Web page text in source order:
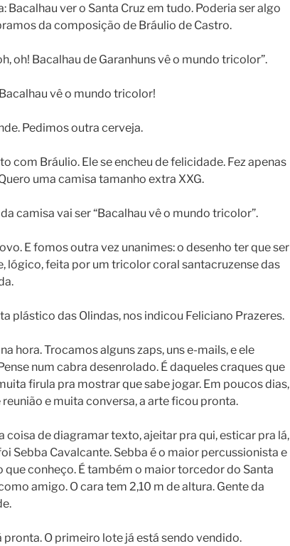
Bacalhau ver o Santa Cruz em tudo. Poderia ser algo
da composição de Bráulio de Castro.
oh! Bacalhau de Garanhuns vê o mundo tricolor”.
vê o mundo tricolor!
Pedimos outra cerveja.
com Bráulio. Ele se encheu de felicidade. Fez apenas
uma camisa tamanho extra XXG.
camisa vai ser “Bacalhau vê o mundo tricolor”.
E fomos outra vez unanimes: o desenho ter que ser
lógico, feita por um tricolor coral santacruzense das
plástico das Olindas, nos indicou Feliciano Prazeres.
hora. Trocamos alguns zaps, uns e-mails, e ele
num cabra desenrolado. É daqueles craques que
firula pra mostrar que sabe jogar. Em poucos dias,
e muita conversa, a arte ficou pronta.
coisa de diagramar texto, ajeitar pra qui, esticar pra lá,
Sebba Cavalcante. Sebba é o maior percussionista e
que conheço. É também o maior torcedor do Santa
amigo. O cara tem 2,10 m de altura. Gente da
pronta. O primeiro lote já está sendo vendido.